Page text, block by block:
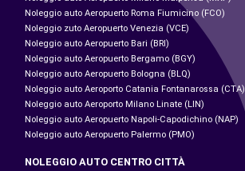
Noleggio auto Aeropuerto Roma Fiumicino (FCO)
Noleggio zuto Aeropuerto Venezia (VCE)
Noleggio auto Aeropuerto Bari (BRI)
Noleggio auto Aeropuerto Bergamo (BGY)
Noleggio auto Aeropuerto Bologna (BLQ)
Noleggio auto Aeroporto Catania Fontanarossa (CTA)
Noleggio auto Aeroporto Milano Linate (LIN)
Noleggio auto Aeropuerto Napoli-Capodichino (NAP)
Noleggio auto Aeropuerto Palermo (PMO)
NOLEGGIO AUTO CENTRO CITTÀ